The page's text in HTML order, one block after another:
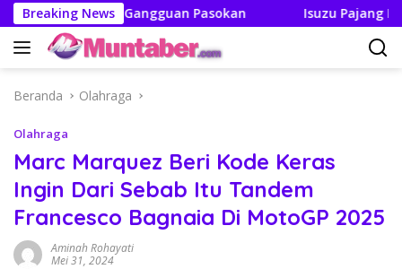
Langsung
ke
konten
Breaking News
Ada Gangguan Pasokan Isuzu Pajang
Beranda Olahraga
Olahraga
Marc Marquez Beri Kode Keras
Ingin Dari Sebab Itu Tandem
Francesco Bagnaia Di MotoGP 2025
Aminah Rohayati
Mei 31, 2024